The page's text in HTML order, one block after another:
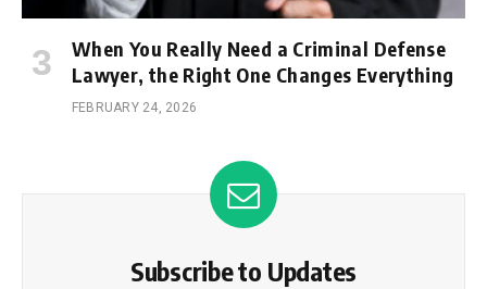
When You Really Need a Criminal Defense
Lawyer, the Right One Changes Everything
FEBRUARY 24, 2026
Subscribe to Updates